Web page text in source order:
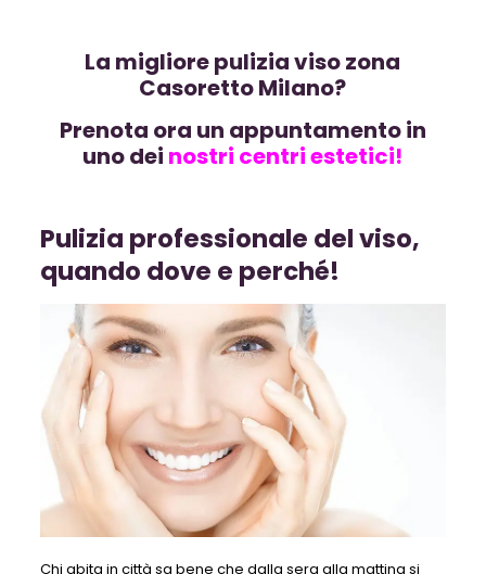
La migliore pulizia viso zona
Casoretto Milano?
Prenota ora un appuntamento in
uno dei nostri centri estetici!
Pulizia professionale del viso,
quando dove e perché!
Chi abita in città sa bene che dalla sera alla mattina si